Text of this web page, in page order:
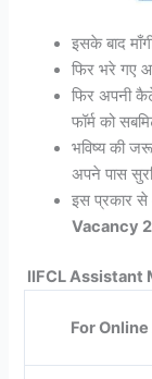
इसके बाद
फिर भरे गए
फिर अपनी
फॉर्म को
भविष्य की
अपने पास
इस प्रकार
Vacancy
IIFCL Assistant
For